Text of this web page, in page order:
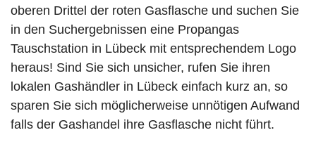
oberen Drittel der roten Gasflasche und suchen Sie
in den Suchergebnissen eine Propangas
Tauschstation in Lübeck mit entsprechendem Logo
heraus! Sind Sie sich unsicher, rufen Sie ihren
lokalen Gashändler in Lübeck einfach kurz an, so
sparen Sie sich möglicherweise unnötigen Aufwand
falls der Gashandel ihre Gasflasche nicht führt.